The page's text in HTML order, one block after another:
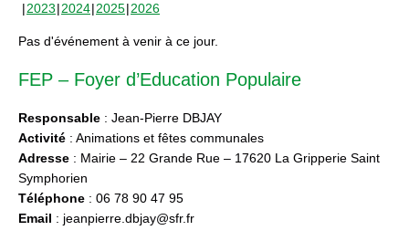
2023 2024 2025 2026
Pas d'événement à venir à ce jour.
FEP – Foyer d’Education Populaire
Responsable : Jean-Pierre DBJAY
Activité : Animations et fêtes communales
Adresse : Mairie – 22 Grande Rue – 17620 La Gripperie Saint
Symphorien
Téléphone : 06 78 90 47 95
Email : jeanpierre.dbjay@sfr.fr